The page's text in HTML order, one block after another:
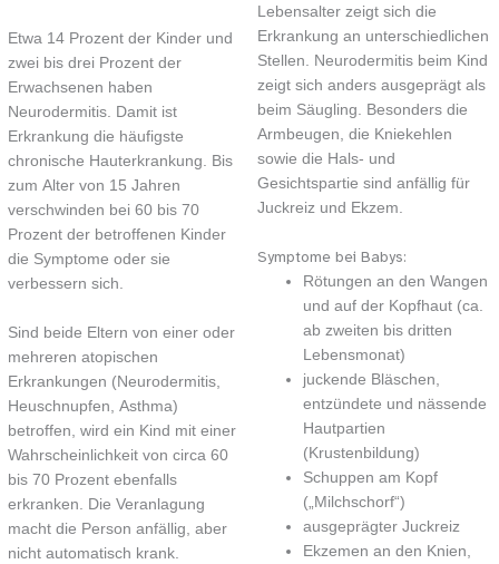
Etwa 14 Prozent der Kinder und
zwei bis drei Prozent der
Erwachsenen haben
Neurodermitis. Damit ist
Erkrankung die häufigste
chronische Hauterkrankung. Bis
zum Alter von 15 Jahren
verschwinden bei 60 bis 70
Prozent der betroffenen Kinder
die Symptome oder sie
verbessern sich.
Sind beide Eltern von einer oder
mehreren atopischen
Erkrankungen (Neurodermitis,
Heuschnupfen, Asthma)
betroffen, wird ein Kind mit einer
Wahrscheinlichkeit von circa 60
bis 70 Prozent ebenfalls
erkranken. Die Veranlagung
macht die Person anfällig, aber
nicht automatisch krank.
Lebensalter zeigt sich die
Erkrankung an unterschiedlichen
Stellen. Neurodermitis beim Kind
zeigt sich anders ausgeprägt als
beim Säugling. Besonders die
Armbeugen, die Kniekehlen
sowie die Hals- und
Gesichtspartie sind anfällig für
Juckreiz und Ekzem.
Symptome bei Babys:
Rötungen an den Wangen
und auf der Kopfhaut (ca.
ab zweiten bis dritten
Lebensmonat)
juckende Bläschen,
entzündete und nässende
Hautpartien
(Krustenbildung)
Schuppen am Kopf
(„Milchschorf“)
ausgeprägter Juckreiz
Ekzemen an den Knien,